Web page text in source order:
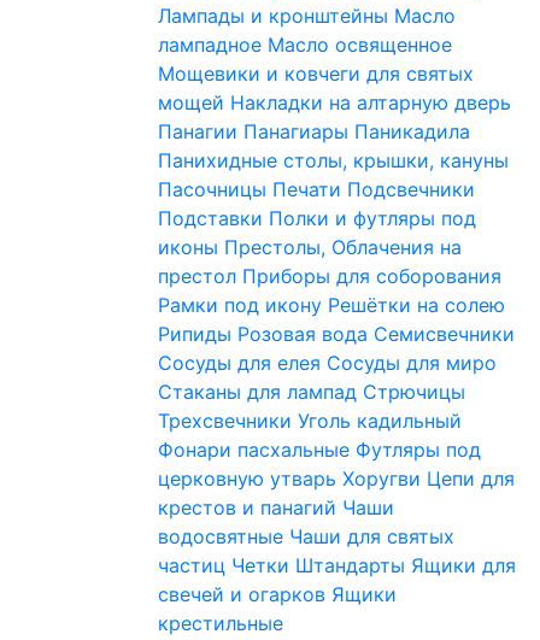
Лампады и кронштейны Масло
лампадное Масло освященное
Мощевики и ковчеги для святых
мощей Накладки на алтарную дверь
Панагии Панагиары Паникадила
Панихидные столы, крышки, кануны
Пасочницы Печати Подсвечники
Подставки Полки и футляры под
иконы Престолы, Облачения на
престол Приборы для соборования
Рамки под икону Решётки на солею
Рипиды Розовая вода Семисвечники
Сосуды для елея Сосуды для миро
Стаканы для лампад Стрючицы
Трехсвечники Уголь кадильный
Фонари пасхальные Футляры под
церковную утварь Хоругви Цепи для
крестов и панагий Чаши
водосвятные Чаши для святых
частиц Четки Штандарты Ящики для
свечей и огарков Ящики
крестильные